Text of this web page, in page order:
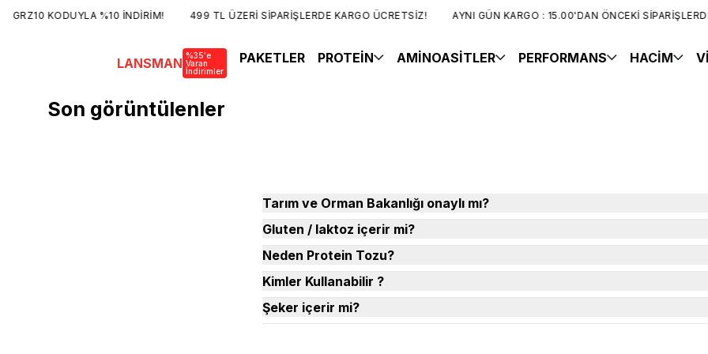
GRZ10 KODUYLA %10 İNDİRİM! 499 TL ÜZERİ SİPARİŞLERDE KARGO ÜCRETSİZ! AYNI GÜN KARGO : 15.00'DAN ÖNCEKİ SİPARİŞLERDE
LANSMAN %35'e
Varan
İndirimler
PAKETLER PROTEİN AMİNOASİTLER PERFORMANS HACİM
Son görüntülenler
Tarım ve Orman Bakanlığı onaylı mı?
Gluten / laktoz içerir mi?
Neden Protein Tozu?
Kimler Kullanabilir ?
Şeker içerir mi?